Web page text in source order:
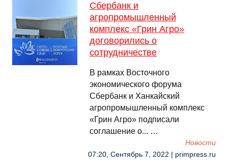
Сбербанк и
агропромышленный
комплекс «Грин Агро»
договорились о
сотрудничестве
В рамках Восточного
экономического форума
Сбербанк и Ханкайский
агропромышленный комплекс
«Грин Агро» подписали
соглашение о... …
Новости
07:20, Сентябрь 7, 2022 | primpress.ru